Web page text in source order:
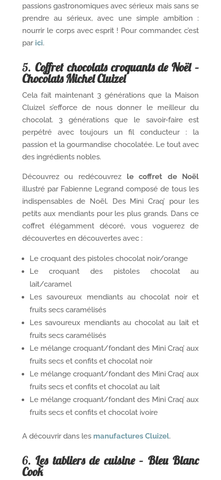
passions gastronomiques avec sérieux mais sans se
prendre au sérieux, avec une simple ambition :
nourrir le corps avec esprit ! Pour commander, c’est
par ici.
5. Coffret chocolats croquants de Noël –
Chocolats Michel Cluizel
Cela fait maintenant 3 générations que la Maison
Cluizel s’efforce de nous donner le meilleur du
chocolat. 3 générations que le savoir-faire est
perpétré avec toujours un fil conducteur : la
passion et la gourmandise chocolatée. Le tout avec
des ingrédients nobles.
Découvrez ou redécouvrez le coffret de Noël
illustré par Fabienne Legrand composé de tous les
indispensables de Noël. Des Mini Craq’ pour les
petits aux mendiants pour les plus grands. Dans ce
coffret élégamment décoré, vous voguerez de
découvertes en découvertes avec :
Le croquant des pistoles chocolat noir/orange
Le croquant des pistoles chocolat au
lait/caramel
Les savoureux mendiants au chocolat noir et
fruits secs caramélisés
Les savoureux mendiants au chocolat au lait et
fruits secs caramélisés
Le mélange croquant/fondant des Mini Craq’ aux
fruits secs et confits et chocolat noir
Le mélange croquant/fondant des Mini Craq’ aux
fruits secs et confits et chocolat au lait
Le mélange croquant/fondant des Mini Craq’ aux
fruits secs et confits et chocolat ivoire
A découvrir dans les manufactures Cluizel.
6.Les tabliers de cuisine – Bleu Blanc
Cook